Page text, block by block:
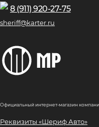
8 (911) 920-27-75
sheriff@karter.ru
Официальный интернет-магазин
Реквизиты «Шериф Авто»